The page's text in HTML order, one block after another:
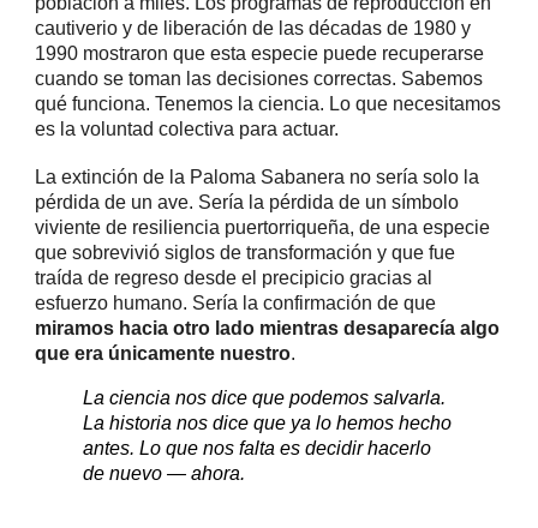
cautiverio y de liberación de las décadas de 1980 y
1990 mostraron que esta especie puede recuperarse
cuando se toman las decisiones correctas. Sabemos
qué funciona. Tenemos la ciencia. Lo que necesitamos
es la voluntad colectiva para actuar.
La extinción de la Paloma Sabanera no sería solo la
pérdida de un ave. Sería la pérdida de un símbolo
viviente de resiliencia puertorriqueña, de una especie
que sobrevivió siglos de transformación y que fue
traída de regreso desde el precipicio gracias al
esfuerzo humano. Sería la confirmación de que
miramos hacia otro lado mientras desaparecía algo
que era únicamente nuestro.
La ciencia nos dice que podemos salvarla.
La historia nos dice que ya lo hemos hecho
antes. Lo que nos falta es decidir hacerlo
de nuevo — ahora.